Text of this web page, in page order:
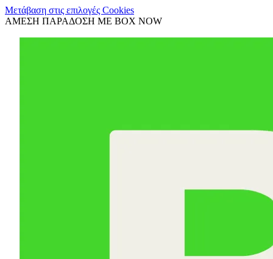
Μετάβαση στις επιλογές Cookies
ΑΜΕΣΗ ΠΑΡΑΔΟΣΗ ΜΕ BOX NOW